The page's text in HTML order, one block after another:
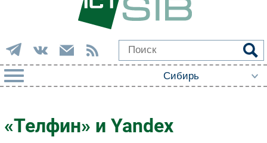
Импорто­замещение
«Телфин» и Yandex